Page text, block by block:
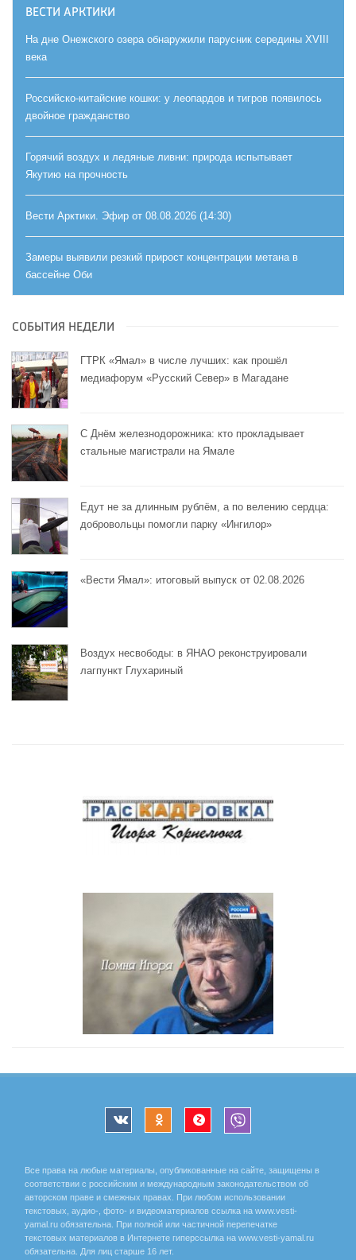
ВЕСТИ АРКТИКИ
На дне Онежского озера обнаружили парусник середины XVIII
века
Российско-китайские кошки: у леопардов и тигров появилось
двойное гражданство
Горячий воздух и ледяные ливни: природа испытывает
Якутию на прочность
Вести Арктики. Эфир от 08.08.2026 (14:30)
Замеры выявили резкий прирост концентрации метана в
бассейне Оби
СОБЫТИЯ НЕДЕЛИ
ГТРК «Ямал» в числе лучших: как прошёл
медиафорум «Русский Север» в Магадане
С Днём железнодорожника: кто прокладывает
стальные магистрали на Ямале
Едут не за длинным рублём, а по велению сердца:
добровольцы помогли парку «Ингилор»
«Вести Ямал»: итоговый выпуск от 02.08.2026
Воздух несвободы: в ЯНАО реконструировали
лагпункт Глухариный
Все права на любые материалы, опубликованные на сайте, защищены в
соответствии с российским и международным законодательством об
авторском праве и смежных правах. При любом использовании
текстовых, аудио-, фото- и видеоматериалов ссылка на www.vesti-
yamal.ru обязательна. При полной или частичной перепечатке
текстовых материалов в Интернете гиперссылка на www.vesti-yamal.ru
обязательна. Для лиц старше 16 лет.